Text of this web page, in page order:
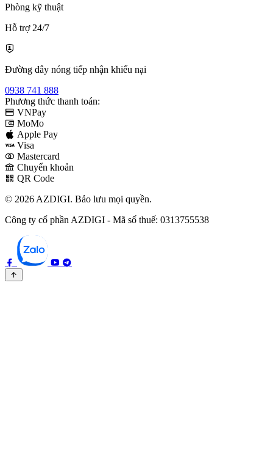
Phòng kỹ thuật
Hỗ trợ 24/7
Đường dây nóng tiếp nhận khiếu nại
0938 741 888
Phương thức thanh toán:
VNPay
MoMo
Apple Pay
Visa
Mastercard
Chuyển khoản
QR Code
© 2026 AZDIGI. Bảo lưu mọi quyền.
Công ty cổ phần AZDIGI - Mã số thuế: 0313755538